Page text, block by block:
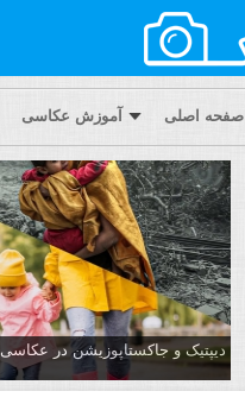
صفحه اصلی آموزش عکاسی
دیپتیک و جاکستا‌پوزیشن در عکاسی